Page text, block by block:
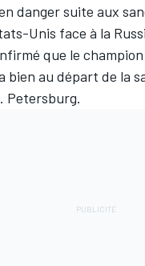
danger suite aux
Unis face à la
que le
bien au départ de la
Petersburg.